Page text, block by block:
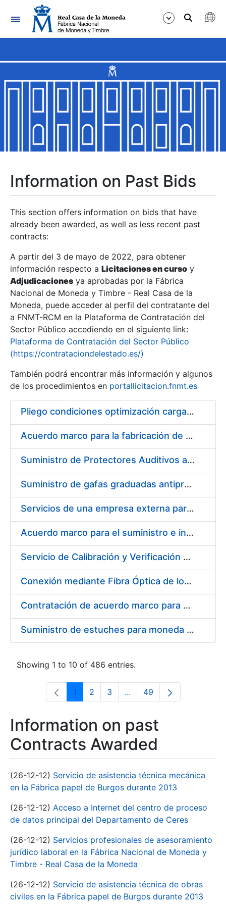
Navigation
Show/Hide
Show/Hide
Show/Hide
Show/Hide
Show/Hide
Show/Hide
Information on Past Bids
This section offers information on bids that have
already been awarded, as well as less recent past
contracts:
A partir del 3 de mayo de 2022, para obtener
información respecto a Licitaciones en curso y
Adjudicaciones ya aprobadas por la Fábrica
Nacional de Moneda y Timbre - Real Casa de la
Moneda, puede acceder al perfil del contratante del
a FNMT-RCM en la Plataforma de Contratación del
Sector Público accediendo en el siguiente link:
Plataforma de Contratación del Sector Público
(https://contrataciondelestado.es/)
También podrá encontrar más información y algunos
de los procedimientos en portallicitacion.fnmt.es
Pliego condiciones optimización cargas compras firmado
Acuerdo marco para la fabricación de piezas
Suministro de Protectores Auditivos a medida para las personas trabajadoras de los Centros de Trabajo de Madrid y Burgos
Suministro de gafas graduadas antiproyecciones para los trabajadores de la FNMT-RCM en los centros de trabajo de Madrid y Burgos
Servicios de una empresa externa para el asesoramiento y resolución de los recursos de alzada que se presentan relacionados con procesos de selección para la FNMT-RCM
Acuerdo marco para el suministro e instalación de persianas, estores y otros complementos
Servicio de Calibración y Verificación Externa de los Equipos de Medición del Servicio de Prevención de la FNMT-RCM
Conexión mediante Fibra Óptica de los Centros de Proceso de Datos (CPDs) de las sedes de la FNMT-RCM de Burgos y Madrid
Contratación de acuerdo marco para el Suministro de Material de Electricidad para la Fábrica Nacional de Moneda y Timbre-Real Casa de la Moneda en su centro de trabajo de Burgos
Suministro de estuches para moneda de 30 €
Showing 1 to 10 of 486 entries.
Page
1 Page
2 Page
3 ...Intermediate Pages Use
Page
49
Information on past
Contracts Awarded
(26-12-12) Servicio de asistencia técnica mecánica
en la Fábrica papel de Burgos durante 2013
(26-12-12) Acceso a Internet del centro de proceso
de datos principal del Departamento de Ceres
(26-12-12) Servicios profesionales de asesoramiento
jurídico laboral en la Fábrica Nacional de Moneda y
Timbre - Real Casa de la Moneda
(26-12-12) Servicio de asistencia técnica de obras
civiles en la Fábrica papel de Burgos durante 2013